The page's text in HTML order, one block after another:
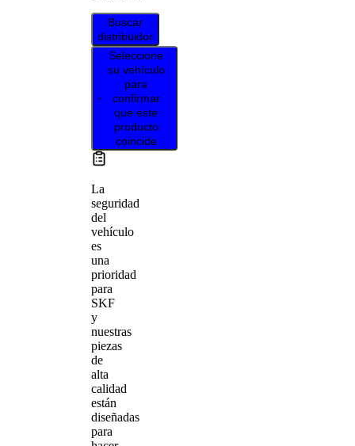
Buscar
distribuidor
Seleccione
su vehículo
para
confirmar
que este
producto
coincide
La
seguridad
del
vehículo
es
una
prioridad
para
SKF
y
nuestras
piezas
de
alta
calidad
están
diseñadas
para